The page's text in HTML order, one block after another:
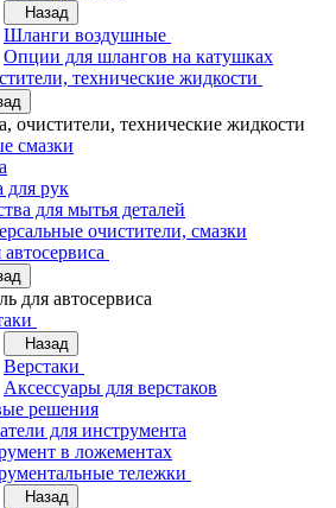
Назад
Шланги воздушные
Опции для шлангов на катушках
технические жидкости
очистители, технические жидкости
смазки
для рук
для мытья деталей
очистители, смазки
для автосервиса
Назад
Верстаки
Аксессуары для верстаков
решения
для инструмента
в ложементах
тележки
Назад